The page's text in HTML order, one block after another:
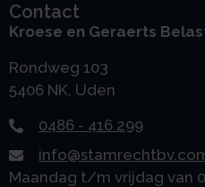
Contact
Kroese en Geraerts
Rondweg 103
5406 NK, Uden
0486 - 416 299
Maandag t/m vrijdag van